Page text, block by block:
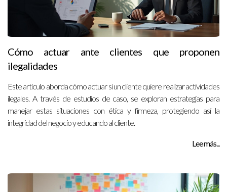
Cómo actuar ante clientes que proponen
ilegalidades
Este artículo aborda cómo actuar si un cliente quiere realizar actividades
ilegales. A través de estudios de caso, se exploran estrategias para
manejar estas situaciones con ética y firmeza, protegiendo así la
integridad del negocio y educando al cliente.
Lee más...